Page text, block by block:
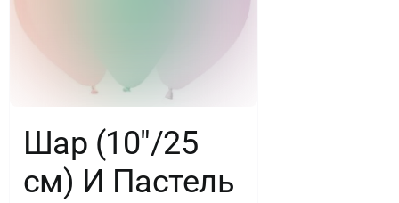
Шар (10″/25
см) И Пастель